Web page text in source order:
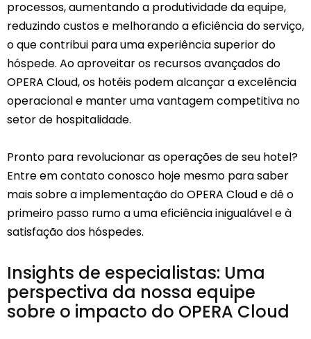
processos, aumentando a produtividade da equipe,
reduzindo custos e melhorando a eficiência do serviço,
o que contribui para uma experiência superior do
hóspede. Ao aproveitar os recursos avançados do
OPERA Cloud, os hotéis podem alcançar a excelência
operacional e manter uma vantagem competitiva no
setor de hospitalidade.
Pronto para revolucionar as operações de seu hotel?
Entre em contato conosco hoje mesmo para saber
mais sobre a implementação do OPERA Cloud e dê o
primeiro passo rumo a uma eficiência inigualável e à
satisfação dos hóspedes.
Insights de especialistas: Uma
perspectiva da nossa equipe
sobre o impacto do OPERA Cloud